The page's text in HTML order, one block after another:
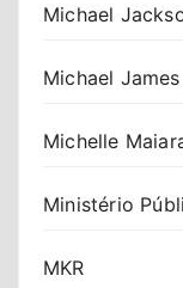
Michael
Michael James
Michelle
Ministério
MKR